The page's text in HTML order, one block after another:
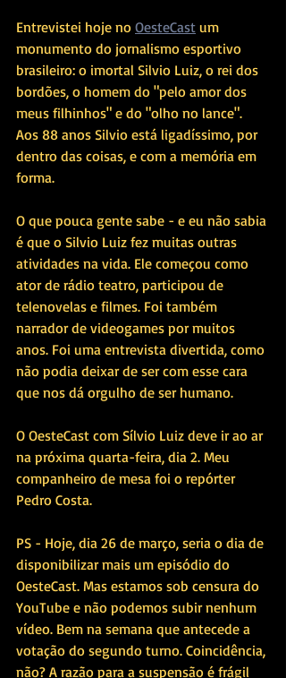
Entrevistei hoje no OesteCast um
monumento do jornalismo esportivo
brasileiro: o imortal Silvio Luiz, o rei dos
bordões, o homem do "pelo amor dos
meus filhinhos" e do "olho no lance".
Aos 88 anos Silvio está ligadíssimo, por
dentro das coisas, e com a memória em
forma.
O que pouca gente sabe - e eu não sabia
é que o Silvio Luiz fez muitas outras
atividades na vida. Ele começou como
ator de rádio teatro, participou de
telenovelas e filmes. Foi também
narrador de videogames por muitos
anos. Foi uma entrevista divertida, como
não podia deixar de ser com esse cara
que nos dá orgulho de ser humano.
O OesteCast com Sílvio Luiz deve ir ao ar
na próxima quarta-feira, dia 2. Meu
companheiro de mesa foi o repórter
Pedro Costa.
PS - Hoje, dia 26 de março, seria o dia de
disponibilizar mais um episódio do
OesteCast. Mas estamos sob censura do
YouTube e não podemos subir nenhum
vídeo. Bem na semana que antecede a
votação do segundo turno. Coincidência,
não? A razão para a suspensão é frágil